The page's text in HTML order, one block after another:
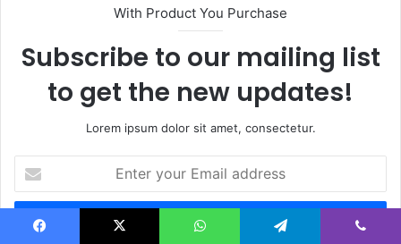
With Product You Purchase
Subscribe to our mailing list
to get the new updates!
Lorem ipsum dolor sit amet, consectetur.
your
Email
address